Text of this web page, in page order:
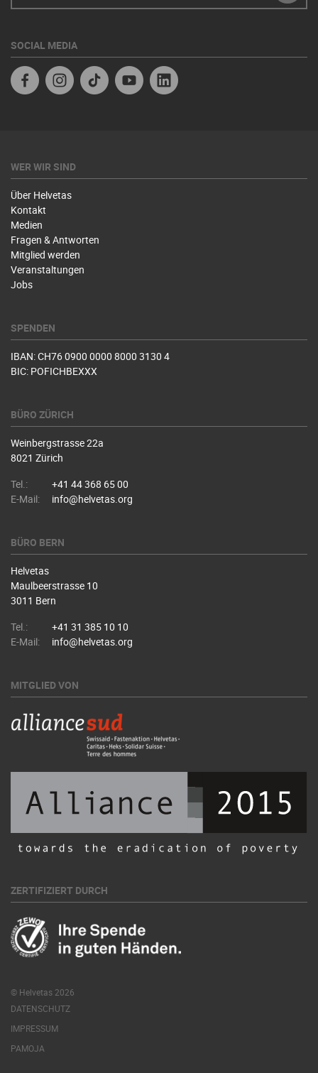
SOCIAL MEDIA
FacebookInstagramTikTok Youtube
WER WIR SIND
Über Helvetas
Kontakt
Medien
Fragen & Antworten
Mitglied werden
Veranstaltungen
Jobs
SPENDEN
IBAN: CH76 0900 0000 8000 3130 4
BIC: POFICHBEXXX
BÜRO ZÜRICH
Weinbergstrasse 22a
8021 Zürich
Tel.:
+41 44 368 65 00
E-Mail:
info@helvetas.org
BÜRO BERN
Helvetas
Maulbeerstrasse 10
3011 Bern
Tel.:
+41 31 385 10 10
E-Mail:
info@helvetas.org
MITGLIED VON
ZERTIFIZIERT DURCH
© Helvetas 2026
DATENSCHUTZ
IMPRESSUM
PAMOJA